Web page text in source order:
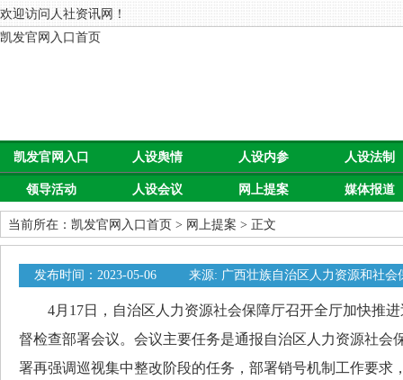
欢迎访问人社资讯网！
凯发官网入口首页
凯发官网入口
首页
人设舆情 人设内参 人设法制
领导活动 人设会议 网上提案 媒体报道
当前所在： 凯发官网入口首页 > 网上提案 > 正文
发布时间：2023-05-06
来源: 广西壮族自治区人力资源和社会
4月17日，自治区人力资源社会保障厅召开全厅加快推进
督检查部署会议。会议主要任务是通报自治区人力资源社会
署再强调巡视集中整改阶段的任务，部署销号机制工作要求